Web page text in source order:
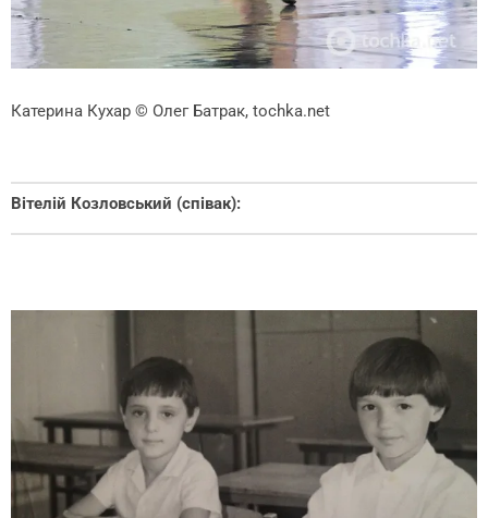
Катерина Кухар © Олег Батрак, tochka.net
Вітелій Козловський (співак):